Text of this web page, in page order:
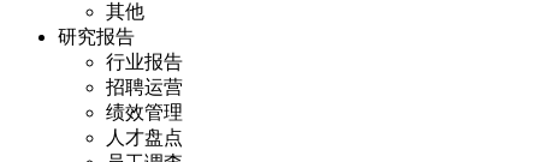
其他
研究报告
行业报告
招聘运营
绩效管理
人才盘点